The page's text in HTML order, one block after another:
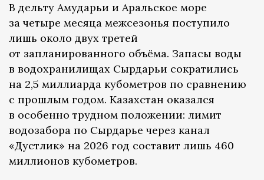
В дельту Амударьи и Аральское море
за четыре месяца межсезонья поступило
лишь около двух третей
от запланированного объёма. Запасы воды
в водохранилищах Сырдарьи сократились
на 2,5 миллиарда кубометров по сравнению
с прошлым годом. Казахстан оказался
в особенно трудном положении: лимит
водозабора по Сырдарье через канал
«Дустлик» на 2026 год составит лишь 460
миллионов кубометров.